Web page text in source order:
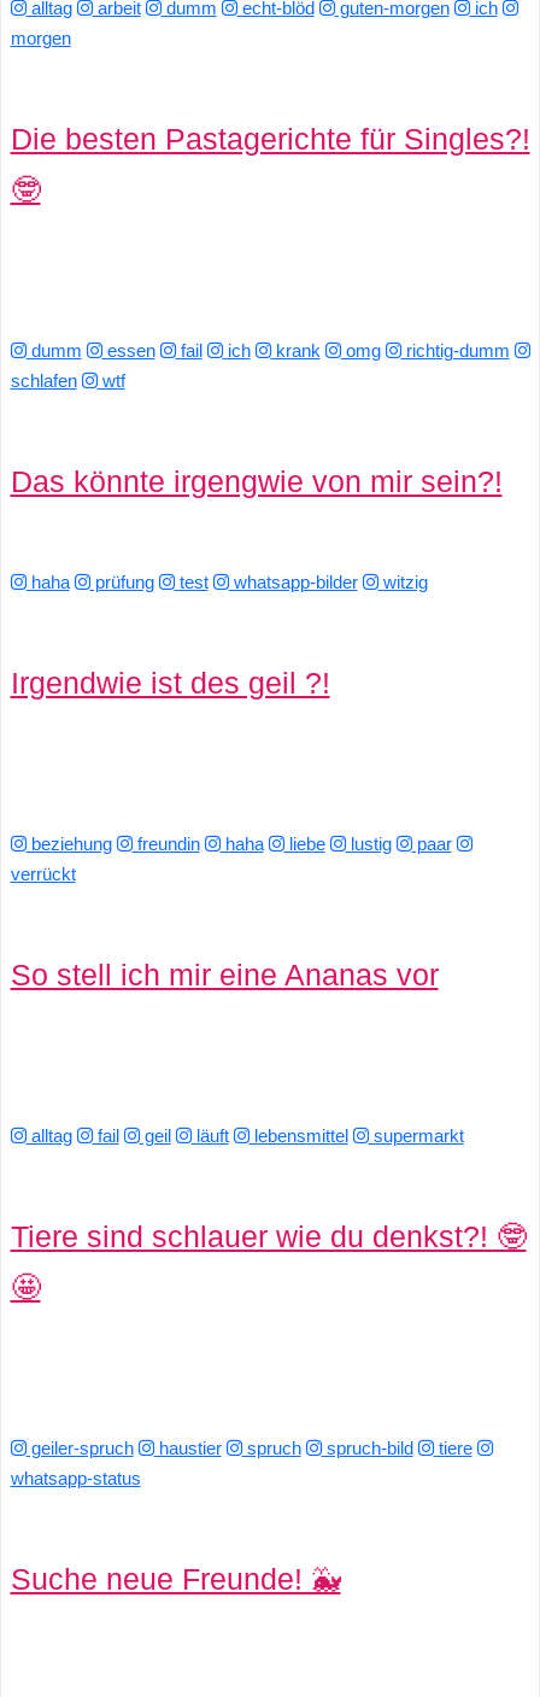
alltag arbeit dumm echt-blöd guten-morgen
ich
morgen
Die besten Pastagerichte für Singles?!
🤓
dumm essen fail ich krank omg
richtig-dumm
schlafen
wtf
Das könnte irgengwie von mir sein?!
haha prüfung test whatsapp-bilder witzig
Irgendwie ist des geil ?!
beziehung freundin haha liebe lustig
paar
verrückt
So stell ich mir eine Ananas vor
alltag fail geil läuft lebensmittel supermarkt
Tiere sind schlauer wie du denkst?! 🤓
🤩
geiler-spruch haustier spruch spruch-bild
tiere
whatsapp-status
Suche neue Freunde! 🐳